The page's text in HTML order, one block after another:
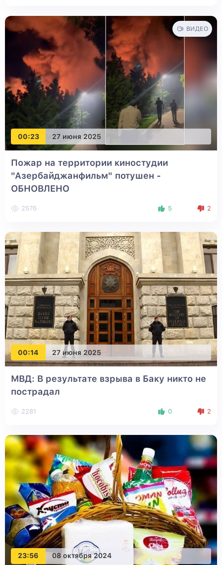
00:23 27 июня 2025
ВИДЕО
Пожар на территории киностудии
"Азербайджанфильм" потушен -
ОБНОВЛЕНО
2576 5 2
00:14 27 июня 2025
МВД: В результате взрыва в Баку никто не
пострадал
2281 0 2
23:56 08 октября 2024